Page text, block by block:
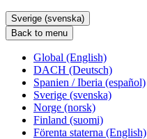
Sverige (svenska)
Back to menu
Global (English)
DACH (Deutsch)
Spanien / Iberia (español)
Sverige (svenska)
Norge (norsk)
Finland (suomi)
Förenta staterna (English)